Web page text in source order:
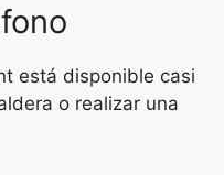
está disponible casi
o realizar una